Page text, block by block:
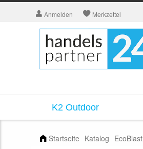
Anmelden Merkzettel
K2 Outdoor
Startseite Katalog EcoBlast